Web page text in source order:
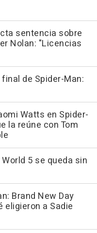
sentencia sobre
Nolan: "Licencias
de Spider-Man:
Watts en Spider-
la reúne con Tom
5 se queda sin
Brand New Day
eligieron a Sadie